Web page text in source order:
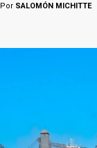
Por SALOMÓN MICHITTE